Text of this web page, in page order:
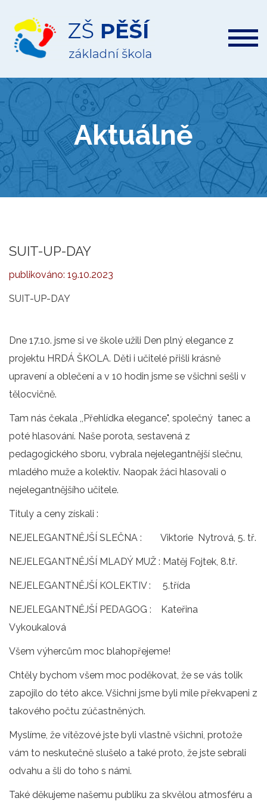
ZŠ
Pěší
Aktuálně
SUIT-UP-DAY
publikováno: 19.10.2023
SUIT-UP-DAY
Dne 17.10. jsme si ve škole užili Den plný elegance z
projektu HRDÁ ŠKOLA. Děti i učitelé přišli krásně
upravení a oblečení a v 10 hodin jsme se všichni sešli v
tělocvičně.
Tam nás čekala ,,Přehlídka elegance", společný tanec a
poté hlasování. Naše porota, sestavená z
pedagogického sboru, vybrala nejelegantnější slečnu,
mladého muže a kolektiv. Naopak žáci hlasovali o
nejelegantnějšího učitele.
Tituly a ceny získali :
NEJELEGANTNĚJŠÍ SLEČNA : Viktorie Nytrová, 5. tř.
NEJELEGANTNĚJŠÍ MLADÝ MUŽ : Matěj Fojtek, 8.tř.
NEJELEGANTNĚJŠÍ KOLEKTIV : 5.třída
NEJELEGANTNĚJŠÍ PEDAGOG : Kateřina
Vykoukalová
Všem výhercům moc blahopřejeme!
Chtěly bychom všem moc poděkovat, že se vás tolik
zapojilo do této akce. Všichni jsme byli mile překvapeni z
takového počtu zúčastněných.
Myslíme, že vítězové jste byli vlastně všichni, protože
vám to neskutečně slušelo a také proto, že jste sebrali
odvahu a šli do toho s námi.
Také děkujeme našemu publiku za skvělou atmosféru a